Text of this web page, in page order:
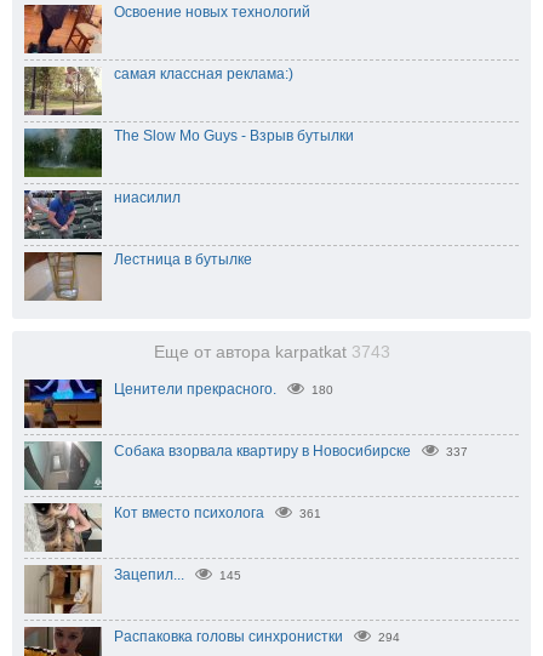
Освоение новых технологий
самая классная реклама:)
The Slow Mo Guys - Взрыв бутылки
ниасилил
Лестница в бутылке
Еще от автора karpatkat 3743
Ценители прекрасного. 180
Собака взорвала квартиру в Новосибирске 337
Кот вместо психолога 361
Зацепил... 145
Распаковка головы синхронистки 294